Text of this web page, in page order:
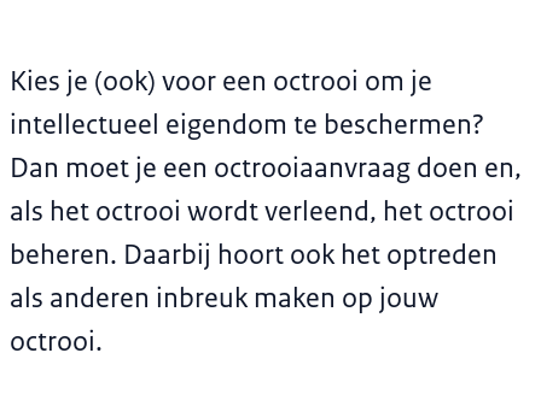
Kies je (ook) voor een octrooi om je
intellectueel eigendom te beschermen?
Dan moet je een octrooiaanvraag doen en,
als het octrooi wordt verleend, het octrooi
beheren. Daarbij hoort ook het optreden
als anderen inbreuk maken op jouw
octrooi.